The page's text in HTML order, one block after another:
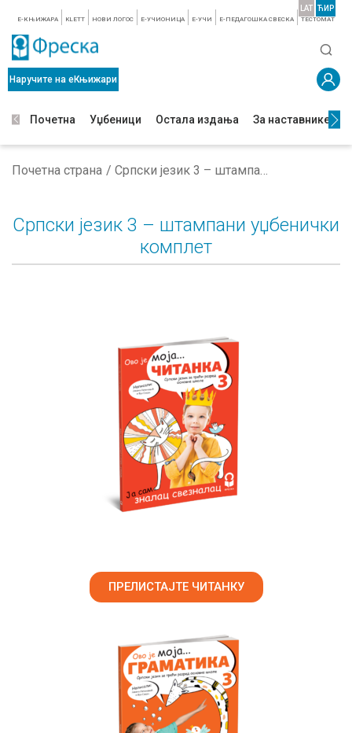
E-КЊИЖАРА KLETT НОВИ ЛОГОС E-УЧИОНИЦА E-УЧИ Е-ПЕДАГОШКА СВЕСКА TЕСТОМАТ
LAT ЋИР
Наручите на еКњижари
Почетна Уџбеници Остала издања За наставнике
Почетна страна Српски језик 3 – штампани уџбенички комплет
Српски језик 3 – штампани уџбенички
комплет
ПРЕЛИСТАЈТЕ ЧИТАНКУ